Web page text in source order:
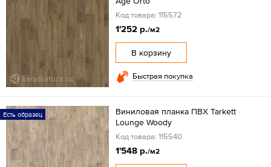
Код товара: 115572
1'252 р./м2
В корзину
Быстрая покупка
Есть образец
Виниловая планка ПВХ Tarkett
Lounge Woody
Код товара: 115540
1'548 р./м2